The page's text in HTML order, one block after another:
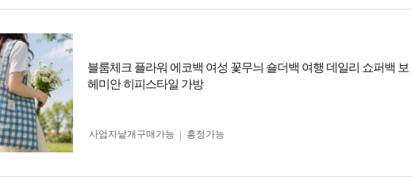
블룸체크 플라워 에코백 여성 꽃무늬 숄더백 여행 데일리 쇼퍼백 보
헤미안 히피스타일 가방
사업자 낱개구매가능 흥정가능